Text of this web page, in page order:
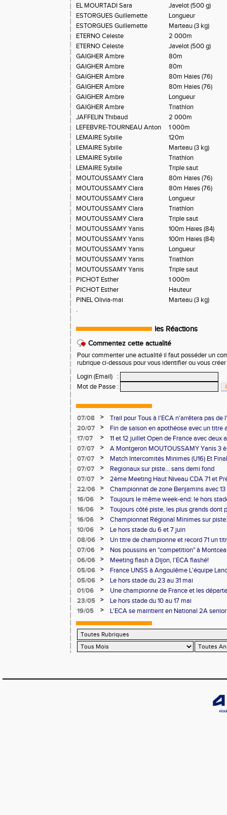
EL MOURTADI Sara
Javelot (500 g)
ESTORGUES Guillemette
Longueur
ESTORGUES Guillemette
Marteau (3 kg)
ETERNO Celeste
2 000m
ETERNO Celeste
Javelot (500 g)
GAIGHER Ambre
80m
GAIGHER Ambre
80m
GAIGHER Ambre
80m Haies (76)
GAIGHER Ambre
80m Haies (76)
GAIGHER Ambre
Longueur
GAIGHER Ambre
Triathlon
JAFFELIN Thibaud
2 000m
LEFEBVRE-TOURNEAU Anton
1 000m
LEMAIRE Sybille
120m
LEMAIRE Sybille
Marteau (3 kg)
LEMAIRE Sybille
Triathlon
LEMAIRE Sybille
Triple saut
MOUTOUSSAMY Clara
80m Haies (76)
MOUTOUSSAMY Clara
80m Haies (76)
MOUTOUSSAMY Clara
Longueur
MOUTOUSSAMY Clara
Triathlon
MOUTOUSSAMY Clara
Triple saut
MOUTOUSSAMY Yanis
100m Haies (84)
MOUTOUSSAMY Yanis
100m Haies (84)
MOUTOUSSAMY Yanis
Longueur
MOUTOUSSAMY Yanis
Triathlon
MOUTOUSSAMY Yanis
Triple saut
PICHOT Esther
1 000m
PICHOT Esther
Hauteur
PINEL Olivia-mai
Marteau (3 kg)
.
les Réactions
Commentez cette actualité
Pour commenter une actualité il faut posséder un
rubrique ci-dessous pour vous identifier ou vous
Login (Email)
:
Mot de Passe :
07/08 >
Trail pour Tous à l'ECA n'arrêtera pas de
20/07
>
Fin de saison en apothéose avec un titre
saison
17/07 >
11 et 12 juillet Open de France avec deux
07/07
>
A Montgeron MOUTOUSSAMY Yanis 3
française à Decines: Demi-fond
07/07 >
Match Intercomités Minimes (U16) Et
Benjamin(e)s (U14) à Besançon de haut
07/07 >
Regionaux sur piste... sans demi fond
07/07
>
2ème Meeting Haut Niveau CDA 71 et
Chalon
22/06 >
Championnat de zone Benjamins avec
Pontoise et Macon
16/06 >
Toujours le même week-end: le hors
16/06
>
Toujours côté piste, les plus grands dont
Master et 20 ème perf française au triple
16/06 >
Championnat Régional Minimes sur
personnels
10/06 >
Le hors stade du 6 et 7 juin
08/06
>
Un titre de championne et record 71 un
l'ECAlité aux Regionaux d'Epreuves
07/06 >
Nos poussins en "competition" à
06/06
>
Meeting flash à Dijon, l'ECA flashé!
05/06
>
France UNSS à Angoulême L'équipe
podium
05/06 >
Le hors stade du 23 au 31 mai
01/06
>
Une championne de France et les
23/05
>
Le hors stade du 10 au 17 mai
19/05
> L'ECA se maintient en National 2A